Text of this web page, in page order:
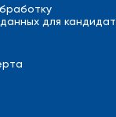
для